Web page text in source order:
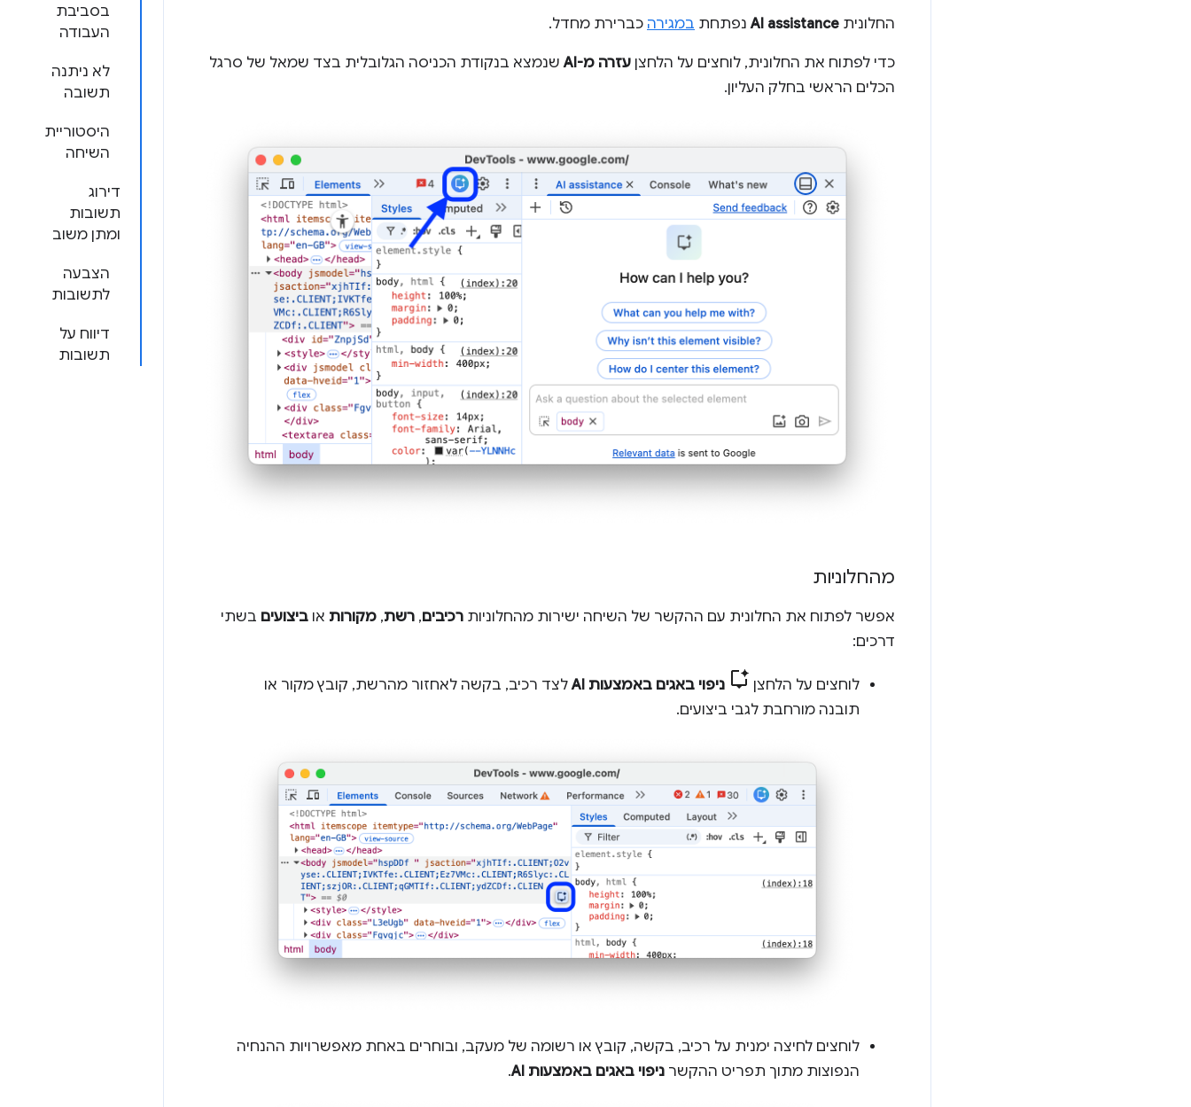
בסביבת
העבודה
לא ניתנה
תשובה
היסטוריית
השיחה
דירוג
תשובות
ומתן משוב
הצבעה
לתשובות
דיווח על
תשובות
החלונית AI assistanceנפתחת במגירה כברירת מחדל.
כדי לפתוח את החלונית, לוחצים על הלחצן עזרה מ-AI
שנמצא בנקודת הכניסה הגלובלית בצד שמאל של סרגל
הכלים הראשי בחלק העליון.
מהחלוניות
אפשר לפתוח את החלונית עם ההקשר של השיחה ישירות מהחלוניות רכיבים, רשת, מקורות או ביצועים בשתי
דרכים:
לוחצים על הלחצן ניפוי באגים באמצעות AI
לצד רכיב, בקשה לאחזור מהרשת, קובץ מקור או
תובנה מורחבת לגבי ביצועים.
לוחצים לחיצה ימנית על רכיב, בקשה, קובץ או רשומה של מעקב, ובוחרים באחת מאפשרויות ההנחיה
הנפוצות מתוך תפריט ההקשר ניפוי באגים באמצעות AI .